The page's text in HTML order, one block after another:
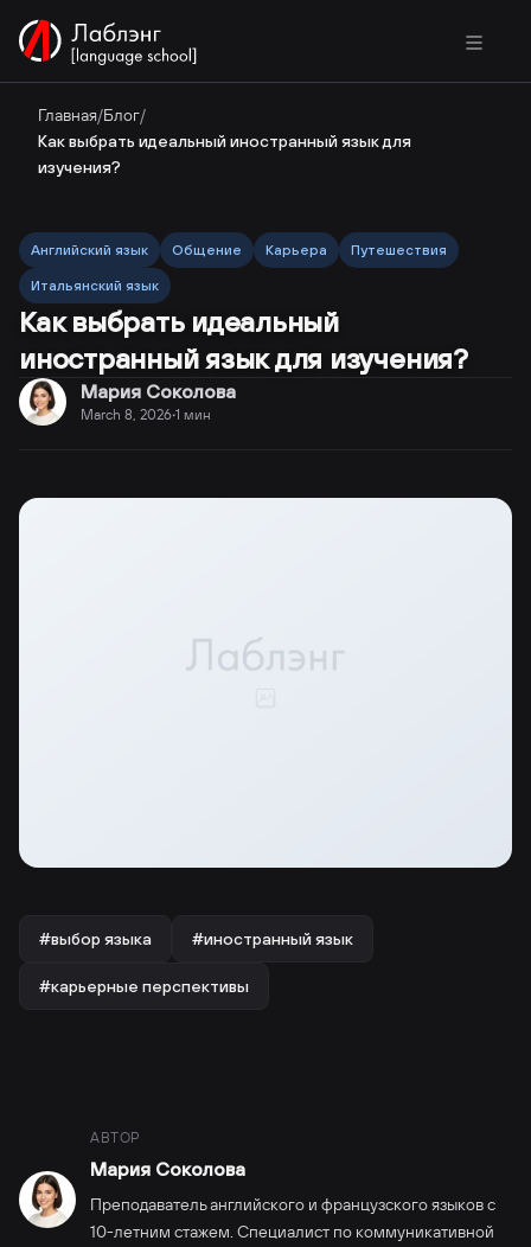
Главная/Блог/
Как выбрать идеальный иностранный язык для
изучения?
Английский язык Общение Карьера Путешествия
Итальянский язык
Как выбрать идеальный
иностранный язык для изучения?
Мария Соколова
March 8, 2026·1 мин
#выбор языка #иностранный язык
#карьерные перспективы
АВТОР
Мария Соколова
Преподаватель английского и французского языков с
10-летним стажем. Специалист по коммуникативной